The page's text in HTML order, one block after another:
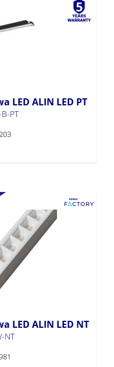
LED ALIN LED PT
PT
LED ALIN LED NT
NT